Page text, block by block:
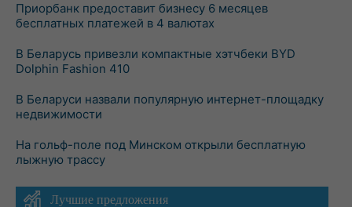
Приорбанк предоставит бизнесу 6 месяцев
бесплатных платежей в 4 валютах
В Беларусь привезли компактные хэтчбеки BYD
Dolphin Fashion 410
В Беларуси назвали популярную интернет-площадку
недвижимости
На гольф-поле под Минском открыли бесплатную
лыжную трассу
Лучшие предложения